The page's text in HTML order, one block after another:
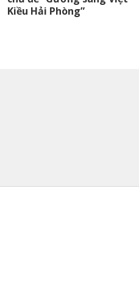
Kiều Hải Phòng”